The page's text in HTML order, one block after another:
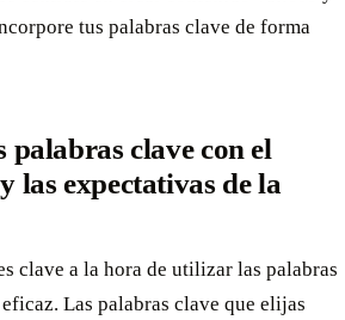
tus palabras clave de forma
palabras clave con el
las expectativas de la
clave a la hora de utilizar las palabras
Las palabras clave que elijas